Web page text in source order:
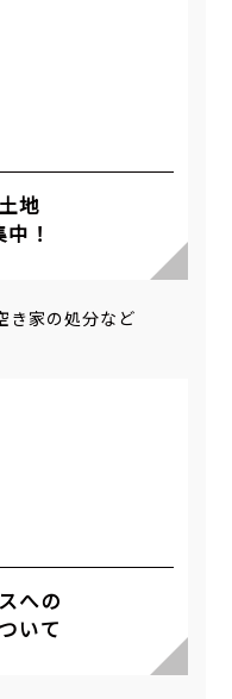
地
！
き家の処分など
への
いて